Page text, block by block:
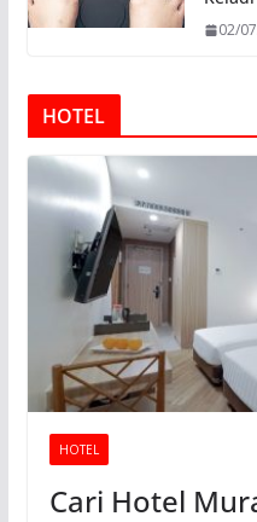
02/
HOTEL
HOTEL
Cari Hotel